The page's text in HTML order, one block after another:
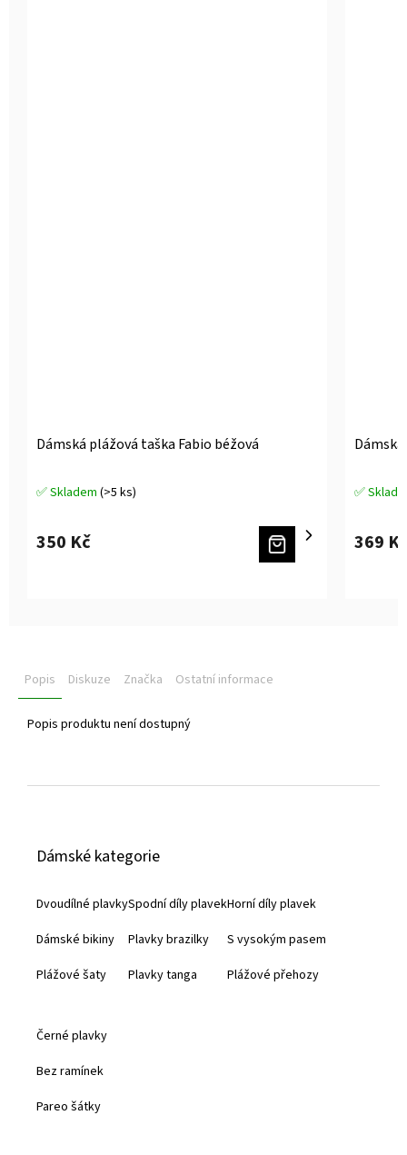
Dámská plážová taška Fabio béžová
Průměrné
je
✅ Skladem (>5 ks)
350 Kč
Průměrné
je
✅
369
Popis Diskuze Značka Ostatní informace
Popis produktu není dostupný
Dámské kategorie
Dvoudílné plavky
Dámské bikiny
Plážové šaty
Spodní díly plavek
Plavky brazilky
Plavky tanga
Horní díly plavek
S vysokým pasem
Plážové přehozy
Černé plavky
Bez ramínek
Pareo šátky